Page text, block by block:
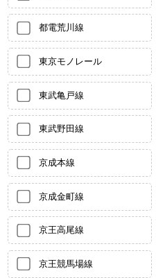
都電荒川線
東京モノレール
東武亀戸線
東武野田線
京成本線
京成金町線
京王高尾線
京王競馬場線